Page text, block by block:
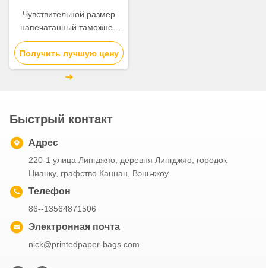
Чувствительной размер
напечатанный таможней
подарочных коробок 18 *
14 * 9км с крышкой и типом
основания
Получить лучшую цену
Быстрый контакт
Адрес
220-1 улица Лингджяо, деревня Лингджяо, городок
Цианку, графство Каннан, Вэньчжоу
Телефон
86--13564871506
Электронная почта
nick@printedpaper-bags.com